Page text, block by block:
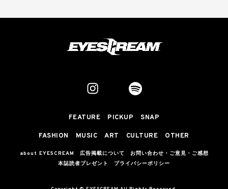
FEATURE PICKUP SNAP
FASHION MUSIC ART CULTURE OTHER
about EYESCREAM 広告掲載について
お問い合わせ・ご意見・ご感想
本誌読者プレゼント
プライバシーポリシー